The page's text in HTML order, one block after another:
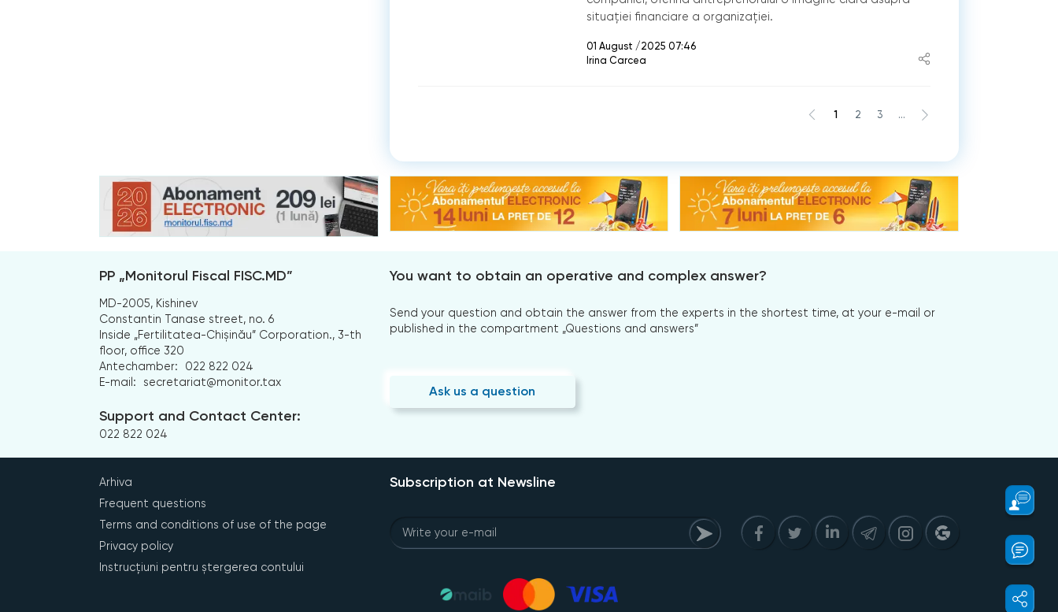
situației financiare a organizației.
01 August /2025 07:46
Irina Carcea
1 2 3 ...
PP „Monitorul Fiscal FISC.MD”
MD-2005, Kishinev
Constantin Tanase street, no. 6
Inside „Fertilitatea-Chișinău” Corporation., 3-th
floor, office 320
Antechamber:
022 822 024
E-mail:
secretariat@monitor.tax
Support and Contact Center:
022 822 024
You want to obtain an operative and complex answer?
Send your question and obtain the answer from the experts in the shortest time, at your e-mail or
published in the compartment „Questions and answers”
Ask us a question
Arhiva
Frequent questions
Terms and conditions of use of the page
Privacy policy
Instrucțiuni pentru ștergerea contului
Subscription at Newsline